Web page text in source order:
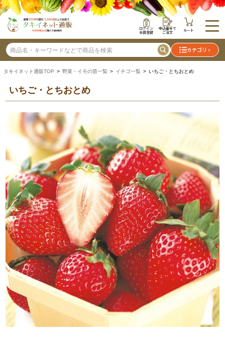
ログイン
会員登録
申込番号で
ご注文 カート
カテゴリ
タキイネット通販TOP > 野菜・イモの苗一覧 > イチゴ一覧 > いちご・とちおとめ
いちご・とちおとめ